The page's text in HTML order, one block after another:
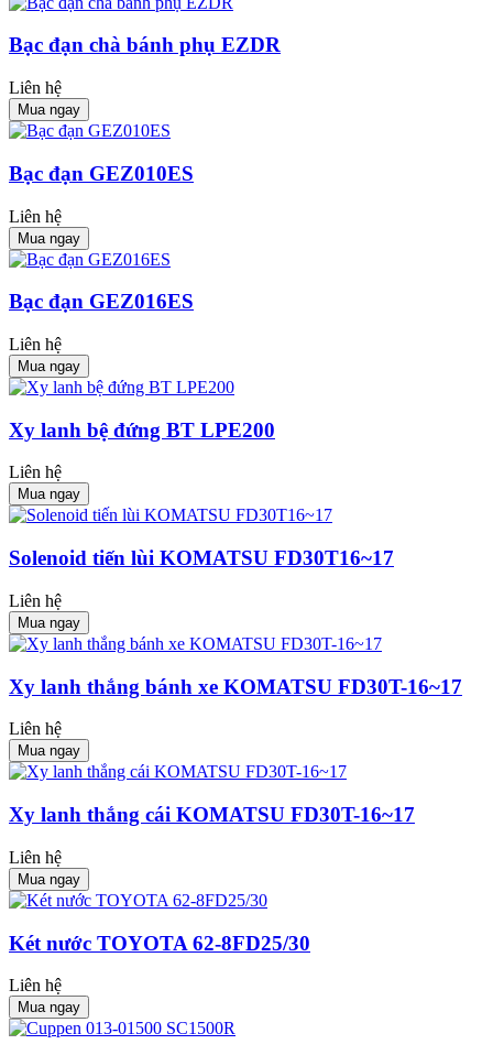
Bạc đạn chà bánh phụ EZDR
Liên hệ
Mua ngay
Bạc đạn GEZ010ES
Liên hệ
Mua ngay
Bạc đạn GEZ016ES
Liên hệ
Mua ngay
Xy lanh bệ đứng BT LPE200
Liên hệ
Mua ngay
Solenoid tiến lùi KOMATSU FD30T16~17
Liên hệ
Mua ngay
Xy lanh thắng bánh xe KOMATSU FD30T-16~17
Liên hệ
Mua ngay
Xy lanh thắng cái KOMATSU FD30T-16~17
Liên hệ
Mua ngay
Két nước TOYOTA 62-8FD25/30
Liên hệ
Mua ngay